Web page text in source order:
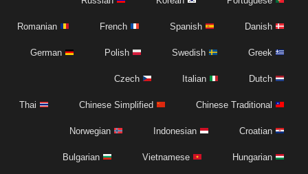
Danish
Spanish
French
Romanian
Greek
Swedish
Polish
German
Dutch
Italian
Czech
Chinese Traditional
Chinese Simplified
Thai
Croatian
Indonesian
Norwegian
Hungarian
Vietnamese
Bulgarian